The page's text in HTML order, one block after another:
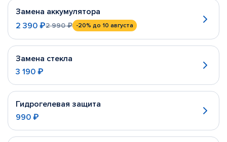
Замена аккумулятора
2 390 ₽2 990 ₽ -20% до 10 августа
Замена стекла
3 190 ₽
Гидрогелевая защита
990 ₽